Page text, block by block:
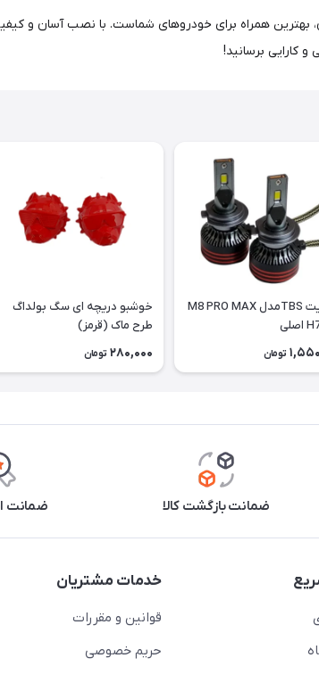
درپوش هدلایت سایز 80 با طراحی شیک و مدرن، بهترین همراه برای خودروهای
کارایی برسانید!
هدلایت TBSمدل M8 PRO MAX
تومان
خوشبو دریچه ای سگ بولداگ
طرح ماک (قرمز)
280,000 تومان
ضمانت بازگشت کالا ضمانت
خدمات مشتریان
قوانین و مقررات
حریم خصوصی